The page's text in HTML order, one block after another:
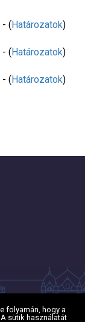
folyamán, hogy a
sütik használatát
- (Határozatok)
- (Határozatok)
- (Határozatok)